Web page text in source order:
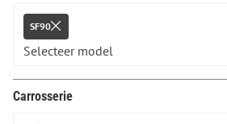
SF90
Carrosserie